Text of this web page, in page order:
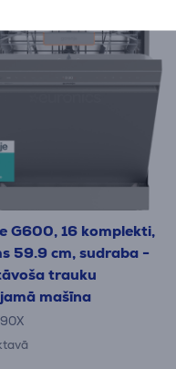
G600, 16 komplekti,
59.9 cm, sudraba -
trauku
mašīna